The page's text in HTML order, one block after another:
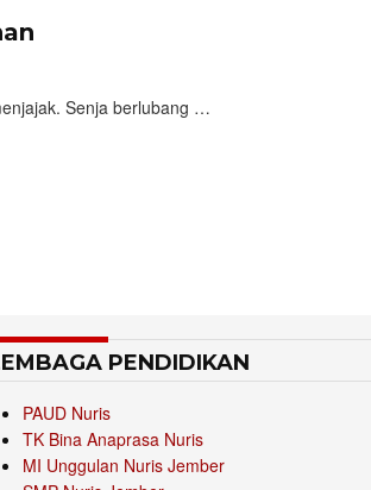
Senja berlubang …
PENDIDIKAN
PAUD Nuris
TK Bina Anaprasa Nuris
MI Unggulan Nuris Jember